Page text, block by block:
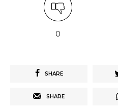
0
SHARE
SHARE